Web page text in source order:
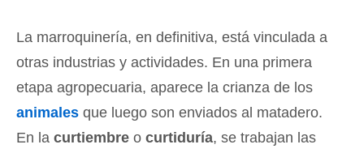
La marroquinería, en definitiva, está vinculada a
otras industrias y actividades. En una primera
etapa agropecuaria, aparece la crianza de los
animales que luego son enviados al matadero.
En la curtiembre o curtiduría, se trabajan las